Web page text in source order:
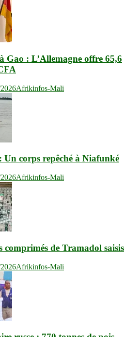
Gao : L’Allemagne offre 65,6
Afrikinfos-Mali
Un corps repêché à Niafunké
Afrikinfos-Mali
comprimés de Tramadol saisis
Afrikinfos-Mali